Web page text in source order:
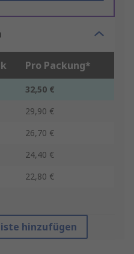
Pro Packung*
32,50 €
29,90 €
26,70 €
24,40 €
22,80 €
hinzufügen